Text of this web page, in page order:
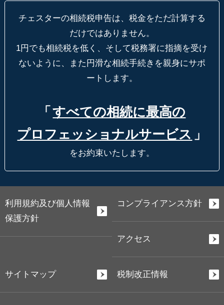
チェスターの相続税申告は、税金をただ計算する
だけではありません。
1円でも相続税を低く、そして税務署に指摘を受け
ないように、
また円滑な相続手続きを親身にサポ
ートします。
「 すべての相続に最高の
プロフェッショナルサービス 」
をお約束いたします。
利用規約及び個人情報
保護方針
コンプライアンス方針
アクセス
サイトマップ 税制改正情報